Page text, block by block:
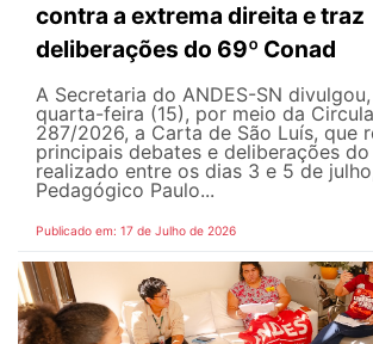
contra a extrema direita e traz
deliberações do 69º Conad
A Secretaria do ANDES-SN divulgou,
quarta-feira (15), por meio da
287/2026, a Carta de São Luís, que
principais debates e deliberações do
realizado entre os dias 3 e 5 de
Pedagógico Paulo...
Publicado em: 17 de Julho de 2026